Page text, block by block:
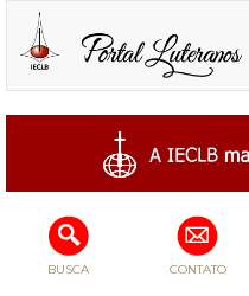
BUSCA CONTATO